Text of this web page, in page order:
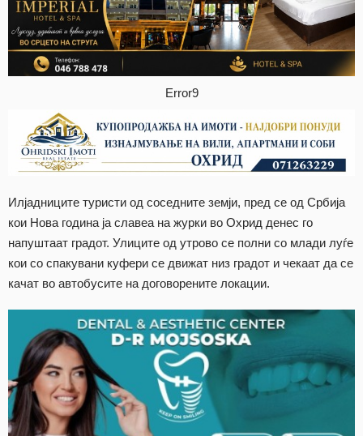
Error9
Илјадниците туристи од соседните земји, пред се од Србија
кои Нова година ја славеа на журки во Охрид денес го
напуштаат градот. Улиците од утрово се полни со млади луѓе
кои со спакувани куфери се движат низ градот и чекаат да се
качат во автобусите на договорените локации.